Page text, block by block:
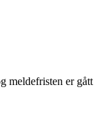
meldefristen er gått